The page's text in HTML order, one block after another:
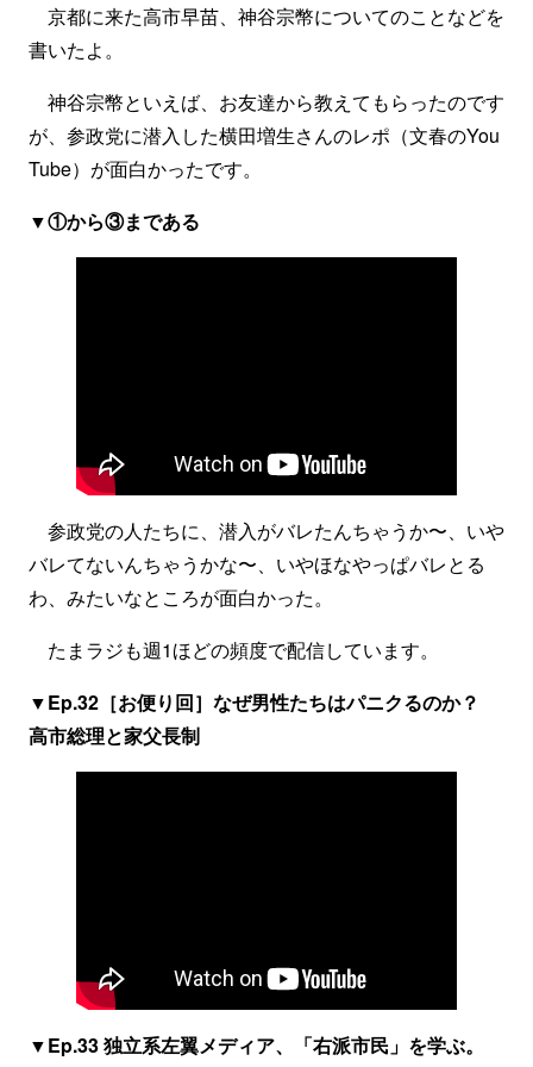
京都に来た高市早苗、神谷宗幣についてのことなどを
書いたよ。
神谷宗幣といえば、お友達から教えてもらったのです
が、参政党に潜入した横田増生さんのレポ（文春のYou
Tube）が面白かったです。
▼①から③まである
参政党の人たちに、潜入がバレたんちゃうか〜、いや
バレてないんちゃうかな〜、いやほなやっぱバレとる
わ、みたいなところが面白かった。
たまラジも週1ほどの頻度で配信しています。
▼Ep.32［お便り回］なぜ男性たちはパニクるのか？
高市総理と家父長制
▼Ep.33 独立系左翼メディア、「右派市民」を学ぶ。